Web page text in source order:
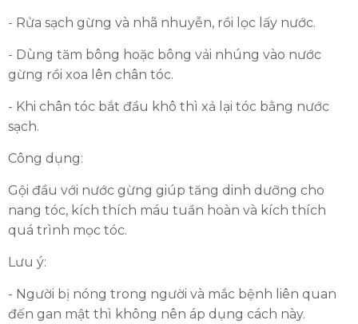
- Rửa sạch gừng và nhã nhuyễn, rồi lọc lấy nước.
- Dùng tăm bông hoặc bông vải nhúng vào nước
gừng rồi xoa lên chân tóc.
- Khi chân tóc bắt đầu khô thì xả lại tóc bằng nước
sạch.
Công dụng:
Gội đầu với nước gừng giúp tăng dinh dưỡng cho
nang tóc, kích thích máu tuần hoàn và kích thích
quá trình mọc tóc.
Lưu ý:
- Người bị nóng trong người và mắc bệnh liên quan
đến gan mật thì không nên áp dụng cách này.